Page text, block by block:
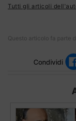
Tutti gli articoli
Questo articolo fa parte
Condividi